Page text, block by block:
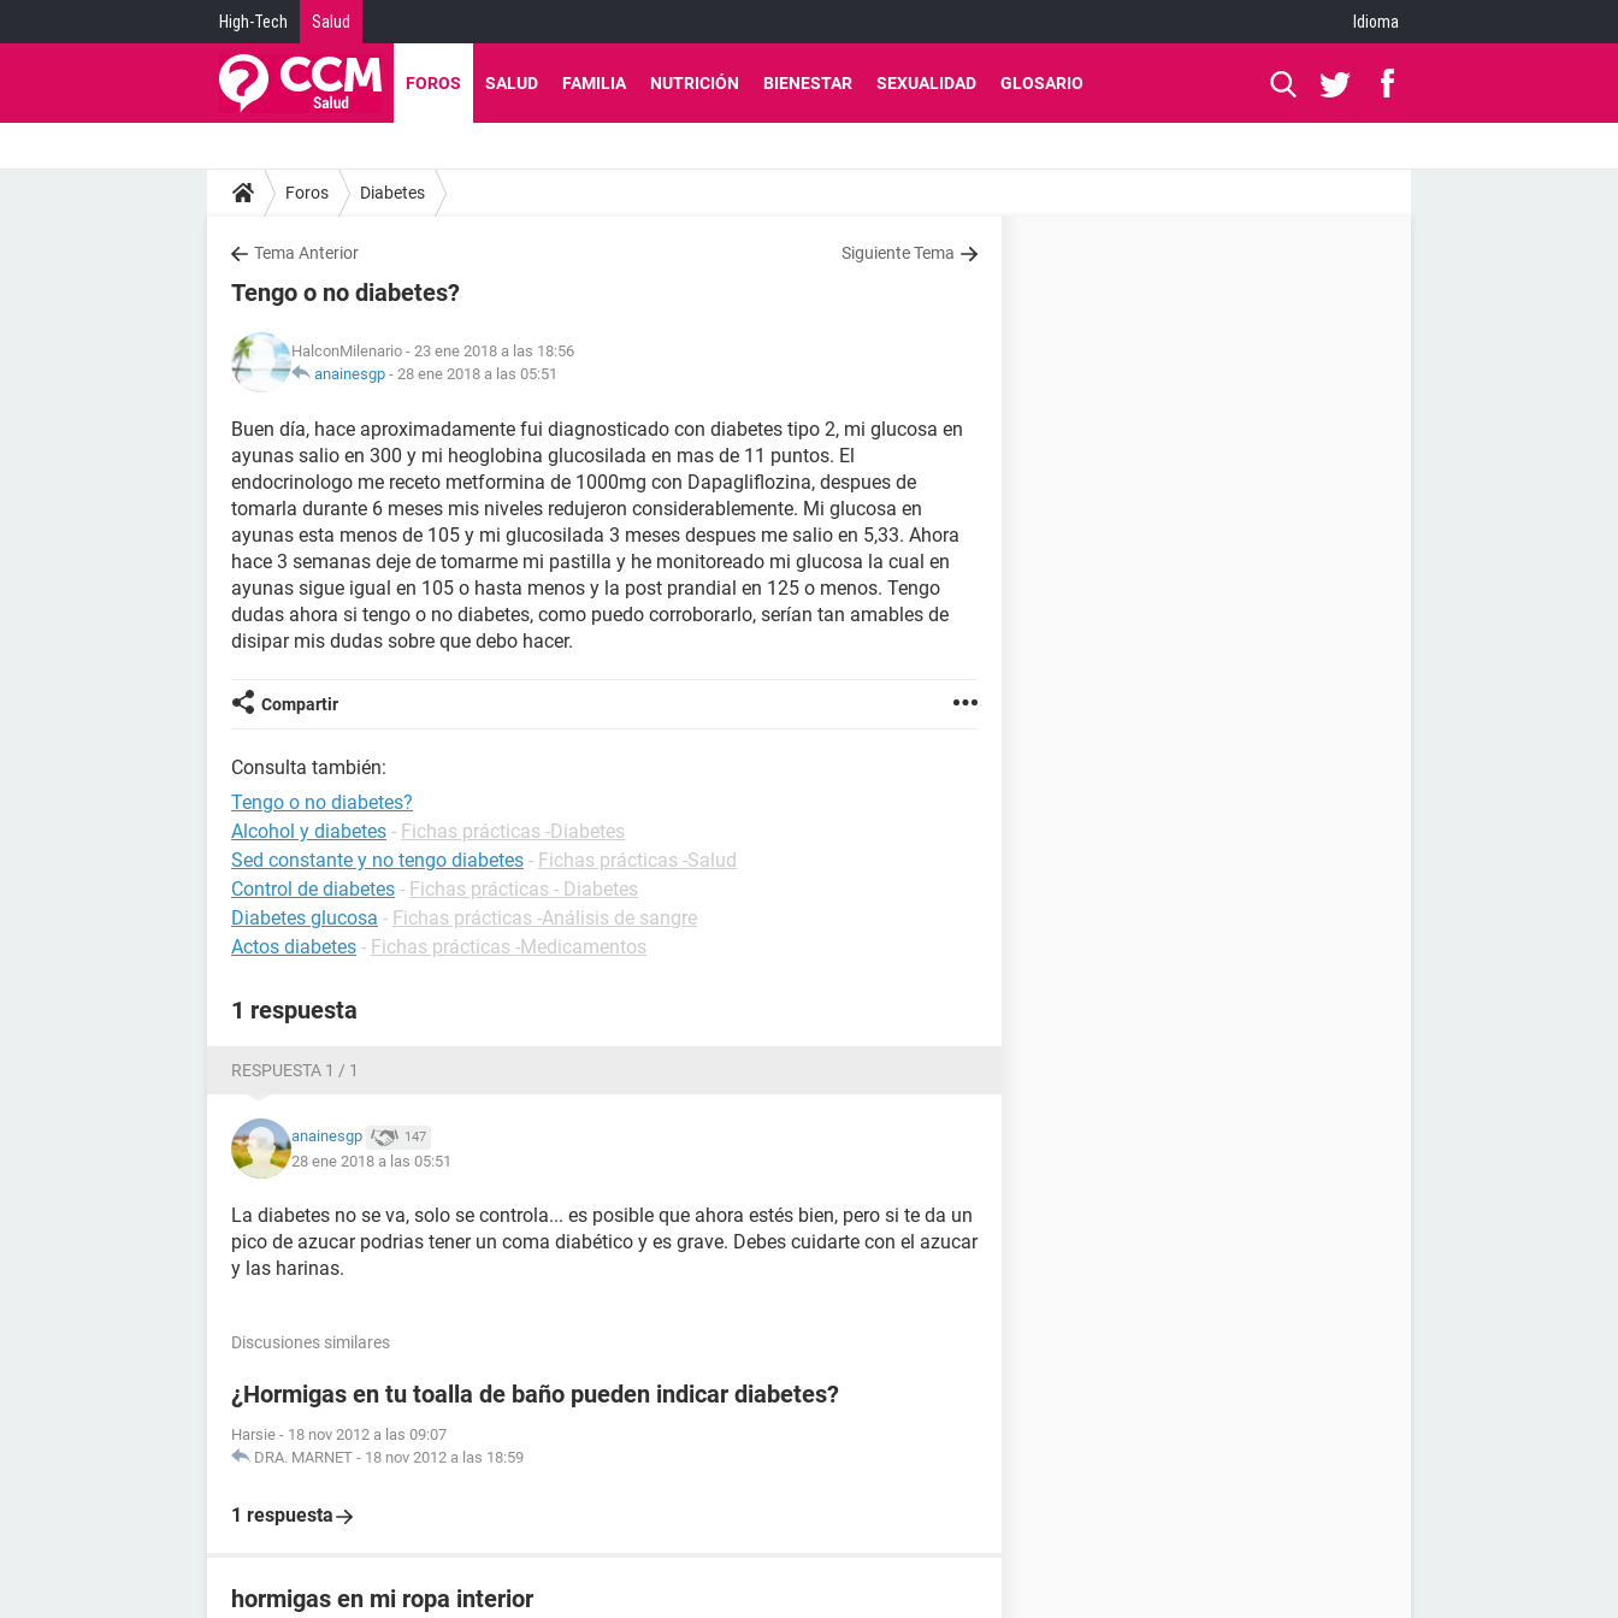
High-Tech Salud Idioma
FOROS SALUD FAMILIA NUTRICIÓN BIENESTAR SEXUALIDAD GLOSARIO
Foros Diabetes
Tema Anterior Siguiente Tema
Tengo o no diabetes?
HalconMilenario - 23 ene 2018 a las 18:56
anainesgp - 28 ene 2018 a las 05:51
Buen día, hace aproximadamente fui diagnosticado con diabetes tipo 2, mi glucosa en
ayunas salio en 300 y mi heoglobina glucosilada en mas de 11 puntos. El
endocrinologo me receto metformina de 1000mg con Dapagliflozina, despues de
tomarla durante 6 meses mis niveles redujeron considerablemente. Mi glucosa en
ayunas esta menos de 105 y mi glucosilada 3 meses despues me salio en 5,33. Ahora
hace 3 semanas deje de tomarme mi pastilla y he monitoreado mi glucosa la cual en
ayunas sigue igual en 105 o hasta menos y la post prandial en 125 o menos. Tengo
dudas ahora si tengo o no diabetes, como puedo corroborarlo, serían tan amables de
disipar mis dudas sobre que debo hacer.
Compartir
Consulta también:
Tengo o no diabetes?
Alcohol y diabetes - Fichas prácticas -Diabetes
Sed constante y no tengo diabetes - Fichas prácticas -Salud
Control de diabetes - Fichas prácticas - Diabetes
Diabetes glucosa - Fichas prácticas -Análisis de sangre
Actos diabetes - Fichas prácticas -Medicamentos
1 respuesta
RESPUESTA 1 / 1
anainesgp 147
28 ene 2018 a las 05:51
La diabetes no se va, solo se controla... es posible que ahora estés bien, pero si te da un
pico de azucar podrias tener un coma diabético y es grave. Debes cuidarte con el azucar
y las harinas.
Discusiones similares
¿Hormigas en tu toalla de baño pueden indicar diabetes?
Harsie - 18 nov 2012 a las 09:07
DRA. MARNET - 18 nov 2012 a las 18:59
1 respuesta
hormigas en mi ropa interior